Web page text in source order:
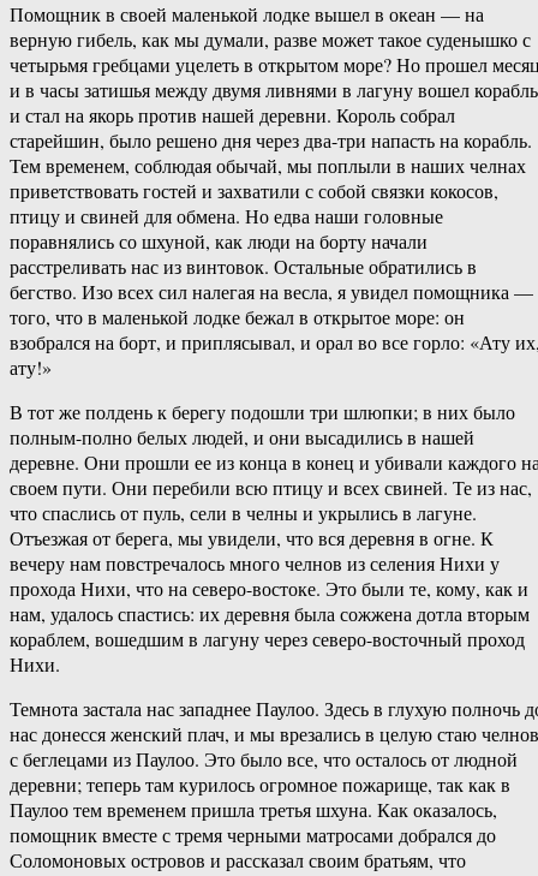
Помощник в своей маленькой лодке вышел в океан — на
верную гибель, как мы думали, разве может такое суденышко с
четырьмя гребцами уцелеть в открытом море? Но прошел
и в часы затишья между двумя ливнями в лагуну вошел корабль
и стал на якорь против нашей деревни. Король собрал
старейшин, было решено дня через два-три напасть на корабль.
Тем временем, соблюдая обычай, мы поплыли в наших челнах
приветствовать гостей и захватили с собой связки кокосов,
птицу и свиней для обмена. Но едва наши головные
поравнялись со шхуной, как люди на борту начали
расстреливать нас из винтовок. Остальные обратились в
бегство. Изо всех сил налегая на весла, я увидел помощника —
того, что в маленькой лодке бежал в открытое море: он
взобрался на борт, и приплясывал, и орал во все горло: «Ату
ату!»
В тот же полдень к берегу подошли три шлюпки; в них было
полным-полно белых людей, и они высадились в нашей
деревне. Они прошли ее из конца в конец и убивали каждого
своем пути. Они перебили всю птицу и всех свиней. Те из нас,
что спаслись от пуль, сели в челны и укрылись в лагуне.
Отъезжая от берега, мы увидели, что вся деревня в огне. К
вечеру нам повстречалось много челнов из селения Нихи у
прохода Нихи, что на северо-востоке. Это были те, кому, как и
нам, удалось спастись: их деревня была сожжена дотла вторым
кораблем, вошедшим в лагуну через северо-восточный проход
Нихи.
Темнота застала нас западнее Паулоо. Здесь в глухую полночь
нас донесся женский плач, и мы врезались в целую стаю челнов
с беглецами из Паулоо. Это было все, что осталось от людной
деревни; теперь там курилось огромное пожарище, так как в
Паулоо тем временем пришла третья шхуна. Как оказалось,
помощник вместе с тремя черными матросами добрался до
Соломоновых островов и рассказал своим братьям, что